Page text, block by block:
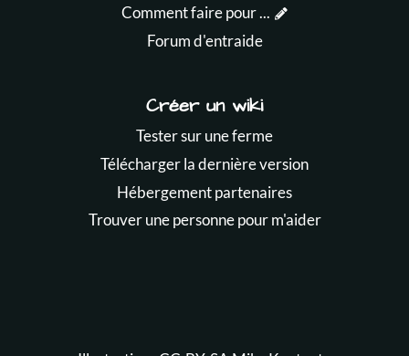
Comment faire pour ...
Forum d'entraide
Créer un wiki
Tester sur une ferme
Télécharger la dernière version
Hébergement partenaires
Trouver une personne pour m'aider